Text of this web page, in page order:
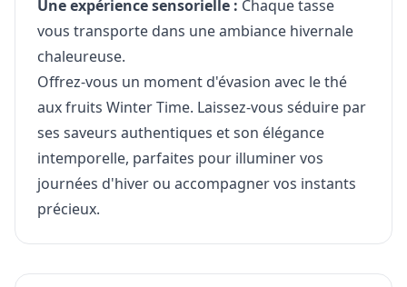
Une expérience sensorielle : Chaque tasse
vous transporte dans une ambiance hivernale
chaleureuse.
Offrez-vous un moment d'évasion avec le thé
aux fruits Winter Time. Laissez-vous séduire par
ses saveurs authentiques et son élégance
intemporelle, parfaites pour illuminer vos
journées d'hiver ou accompagner vos instants
précieux.